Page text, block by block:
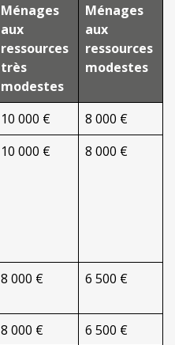
Ménages
aux
ressources
très
modestes
Ménages
aux
ressources
modestes
10 000 €
8 000 €
10 000 € 8 000 €
8 000 € 6 500 €
8 000 €
6 500 €